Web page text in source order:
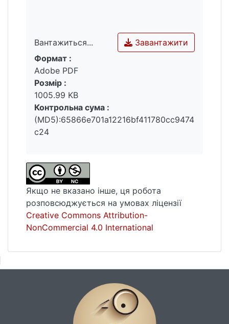
літературі.
Вантажиться...
Вантажиться...
Завантажити
Формат :
Adobe PDF
Розмір :
1005.99 KB
Контрольна сума :
(MD5):65866e701a12216bf411780cc9474
c24
Якщо не вказано інше, ця робота
розповсюджується на умовах ліцензії
Creative Commons Attribution-
NonCommercial 4.0 International